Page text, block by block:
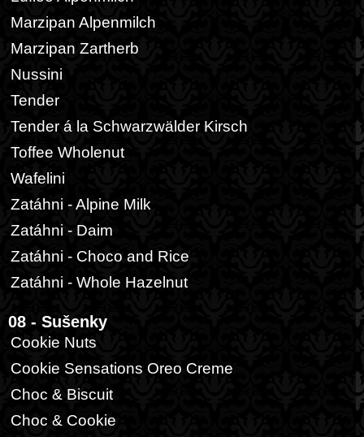
Marzipan Alpenmilch
Marzipan Zartherb
Nussini
Tender
Tender á la Schwarzwälder Kirsch
Toffee Wholenut
Wafelini
Zatáhni - Alpine Milk
Zatáhni - Daim
Zatáhni - Choco and Rice
Zatáhni - Whole Hazelnut
08 - Sušenky
Cookie Nuts
Cookie Sensations Oreo Creme
Choc & Biscuit
Choc & Cookie